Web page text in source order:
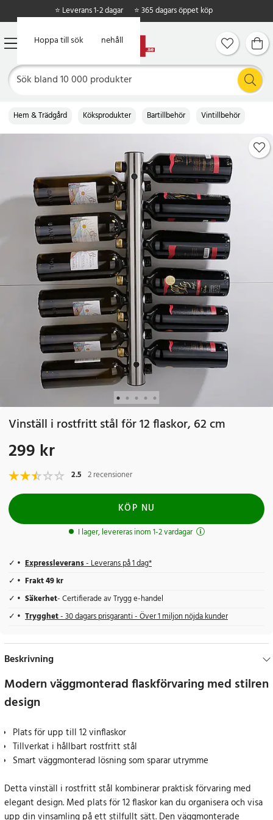
Hoppa till huvudinnehåll
Hoppa till sök
⭐ Leverans 1-2 dagar ⭐ 365 dagars öppet köp
Hem & Trädgård Köksprodukter Bartillbehör Vintillbehör
Vinställ i rostfritt stål för 12 flaskor, 62 cm
Pris:299 kr
299 kr
2.5 2 recensioner
KÖP NU
I lager, levereras inom 1-2 vardagar
Expressleverans- Leverans på 1 dag*
Frakt 49 kr
Säkerhet- Certifierade av Trygg e-handel
Trygghet- 30 dagars prisgaranti - Över 1 miljon nöjda kunder
Beskrivning
Modern väggmonterad flaskförvaring med stilren
design
Plats för upp till 12 vinflaskor
Tillverkat i hållbart rostfritt stål
Smart väggmonterad lösning som sparar utrymme
Detta vinställ i rostfritt stål kombinerar praktisk förvaring med
elegant design. Med plats för 12 flaskor kan du organisera och visa
upp din vinsamling på ett stilfullt sätt. Den väggmonterade